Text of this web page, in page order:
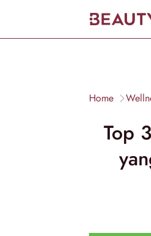
Home
Top